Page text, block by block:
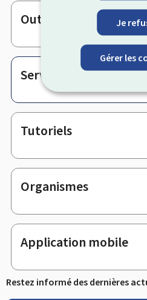
Je
Gérer les
Pied
de
page
Outils
Services en ligne &
Tutoriels
Organismes
Application mobile
Restez informé des dernières